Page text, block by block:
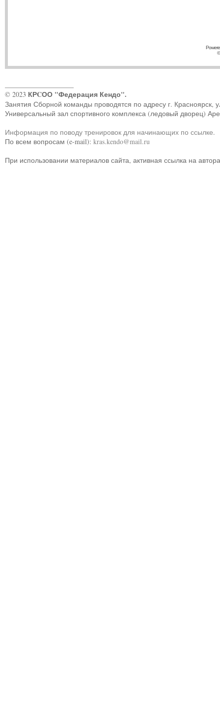
© 2023 КРCОО "Федерация Кендо".
Занятия Сборной команды проводятся по адресу г. Красноярск,
Универсальный зал спортивного комплекса (ледовый дворец)
Информация по поводу тренировок для начинающих по ссылке.
По всем вопросам (e-mail): kras.kendo@mail.ru
При использовании материалов сайта, активная ссылка на